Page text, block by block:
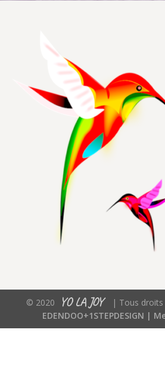
© 2020 YO LA JOY
| Tous
EDENDOO+1STEPDESIGN |